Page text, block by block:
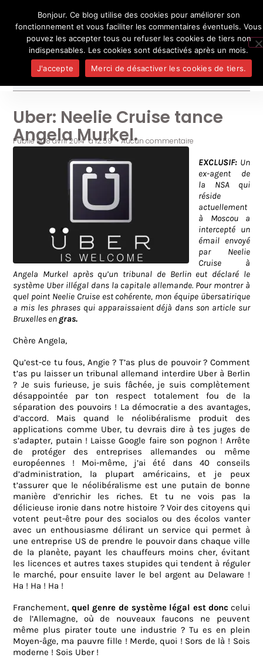
UN BLOG DESEL
Je pense, donc je ne suis personne
Médias
Uber: Neelie Cruise tance
Angela Murkel.
Publié le18 avril 2014 à12:59 •Aucun commentaire
EXCLUSIF: Un
ex-agent de
la NSA qui
réside
actuellement
à Moscou a
intercepté un
émail envoyé
par Neelie
Cruise à
Angela Murkel après qu’un tribunal de Berlin eut déclaré le
système Uber illégal dans la capitale allemande. Pour montrer à
quel point Neelie Cruise est cohérente, mon équipe übersatirique
a mis les phrases qui apparaissaient déjà dans son article sur
Bruxelles en gras.
Chère Angela,
Qu’est-ce tu fous, Angie ? T’as plus de pouvoir ? Comment
t’as pu laisser un tribunal allemand interdire Uber à Berlin
? Je suis furieuse, je suis fâchée, je suis complètement
désappointée par ton respect totalement fou de la
séparation des pouvoirs ! La démocratie a des avantages,
d’accord. Mais quand le néolibéralisme produit des
applications comme Uber, tu devrais dire à tes juges de
s’adapter, putain ! Laisse Google faire son pognon ! Arrête
de protéger des entreprises allemandes ou même
européennes ! Moi-même, j’ai été dans 40 conseils
d’administration, la plupart américains, et je peux
t’assurer que le néolibéralisme est une putain de bonne
manière d’enrichir les riches. Et tu ne vois pas la
délicieuse ironie dans notre histoire ? Voir des citoyens qui
votent peut-être pour des socialos ou des écolos vanter
avec un enthousiasme délirant un service qui permet à
une entreprise US de prendre le pouvoir dans chaque ville
de la planète, payant les chauffeurs moins cher, évitant
les licences et autres taxes stupides qui tendent à réguler
le marché, pour ensuite laver le bel argent au Delaware !
Ha ! Ha ! Ha !
Franchement, quel genre de système légal est donc celui
de l’Allemagne, où de nouveaux faucons ne peuvent
même plus pirater toute une industrie ? Tu es en plein
Moyen-âge, ma pauvre fille ! Merde, quoi ! Sors de là ! Sois
moderne ! Sois Uber !
Bonjour. Ce blog utilise des cookies pour améliorer son
fonctionnement et vous faciliter les commentaires éventuels. Vous
pouvez les accepter tous ou refuser les cookies de tiers non
indispensables. Les cookies sont désactivés après un mois.
J'accepte
Merci de désactiver les cookies de tiers.